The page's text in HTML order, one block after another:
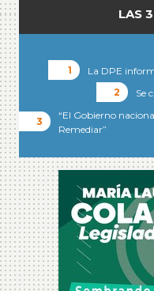
LAS
La DPE
Se
“El Gobierno
Remediar”